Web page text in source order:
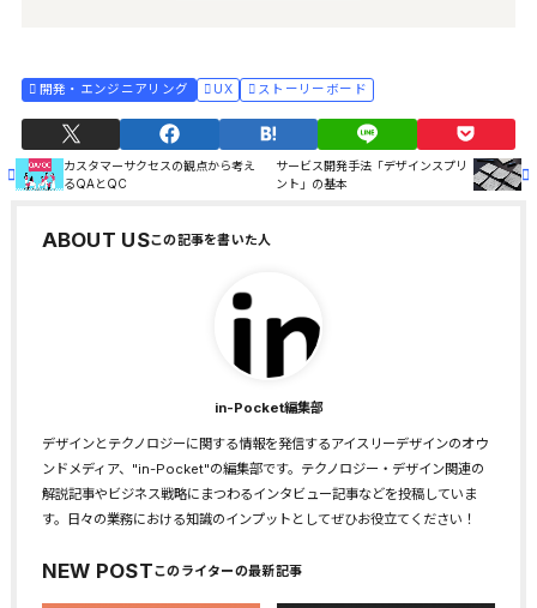
開発・エンジニアリング UX ストーリーボード
カスタマーサクセスの観点から考え
るQAとQC
サービス開発手法「デザインスプリ
ント」の基本
ABOUT US
in-Pocket編集部
デザインとテクノロジーに関する情報を発信するアイスリーデザインのオウ
ンドメディア、"in-Pocket"の編集部です。テクノロジー・デザイン関連の
解説記事やビジネス戦略にまつわるインタビュー記事などを投稿していま
す。日々の業務における知識のインプットとしてぜひお役立てください！
NEW POST